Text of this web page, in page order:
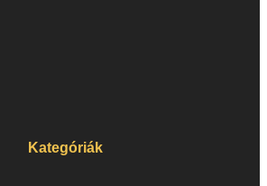
Kategóriák